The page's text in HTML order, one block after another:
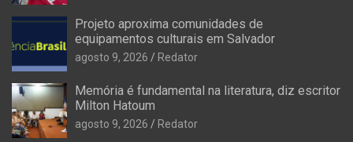
Projeto aproxima comunidades de
equipamentos culturais em Salvador
agosto 9, 2026 Redator
Memória é fundamental na literatura, diz escritor
Milton Hatoum
agosto 9, 2026 Redator